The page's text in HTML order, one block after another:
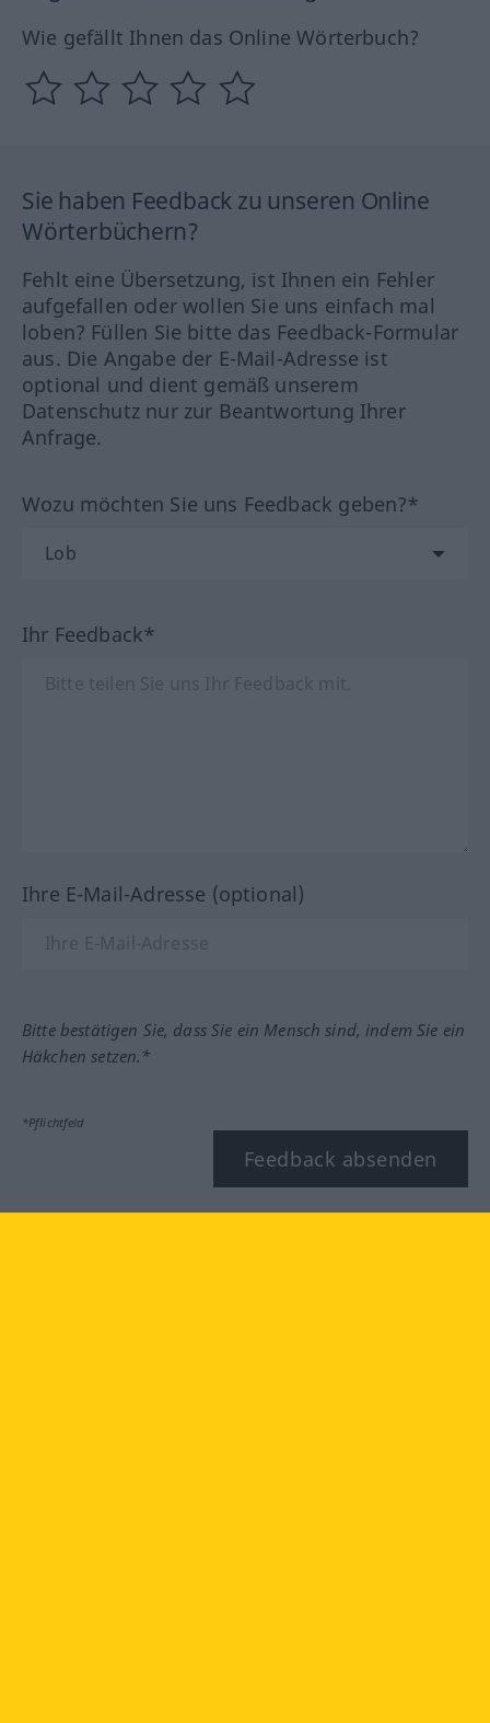
Wie gefällt Ihnen das Online Wörterbuch?
Sie haben Feedback zu unseren Online
Wörterbüchern?
Fehlt eine Übersetzung, ist Ihnen ein Fehler
aufgefallen oder wollen Sie uns einfach mal
loben? Füllen Sie bitte das Feedback-Formular
aus. Die Angabe der E-Mail-Adresse ist
optional und dient gemäß unserem
Datenschutz nur zur Beantwortung Ihrer
Anfrage.
Wozu möchten Sie uns Feedback geben?*
Ihr Feedback*
Ihre E-Mail-Adresse (optional)
Bitte bestätigen Sie, dass Sie ein Mensch sind, indem Sie ein
Häkchen setzen.*
*Pflichtfeld
Feedback absenden